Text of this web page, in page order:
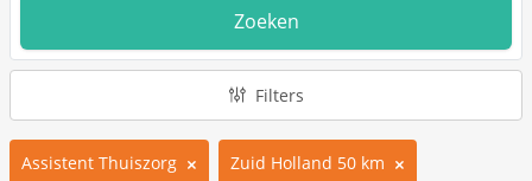
Zoeken
Filters
Assistent Thuiszorg Zuid Holland 50 km